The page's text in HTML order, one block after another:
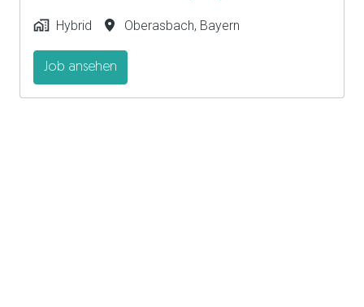
Hybrid Oberasbach, Bayern
Job ansehen